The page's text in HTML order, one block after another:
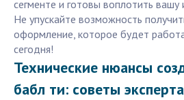
сегменте и готовы воплотить
Не упускайте возможность
оформление, которое будет
сегодня!
Технические нюансы
бабл ти: советы эксперта